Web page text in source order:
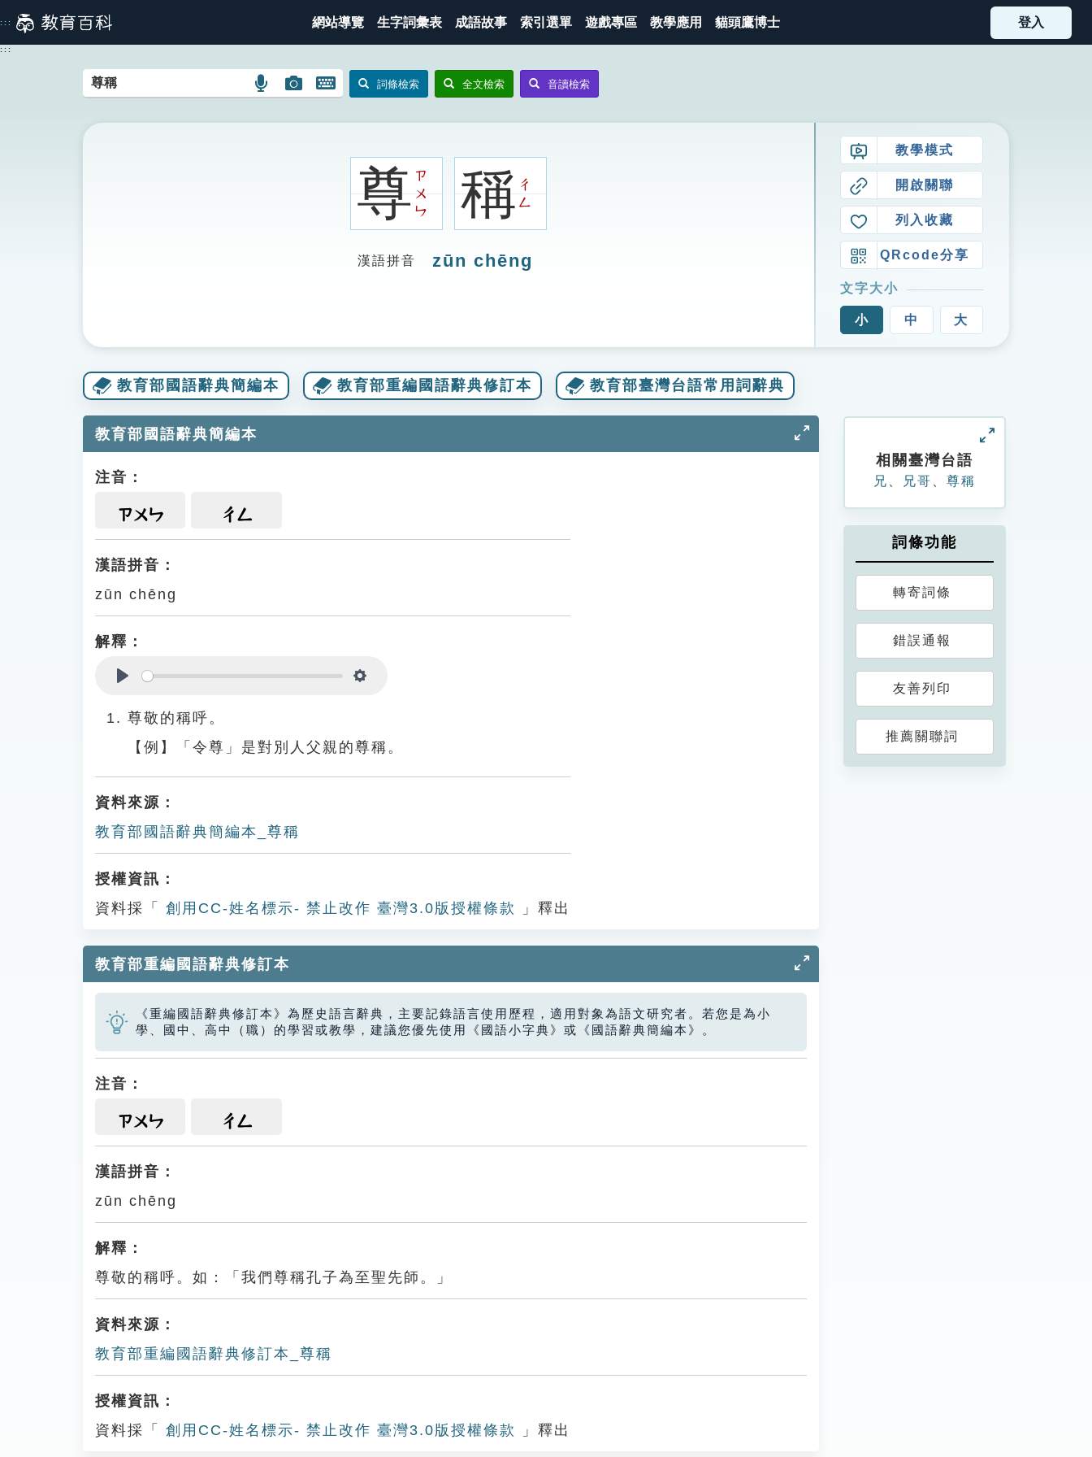
到
主
::: 網站導覽 生字詞彙表 成語故事 索引選單 遊戲專區 教學應用 貓頭鷹博士 登入
:::
語
搜
圖
搜
開
鍵
詞條檢索 全文檢索 音讀檢索
尊ㄗ
ㄨ
ㄣ
稱ㄔ
ㄥ
漢語拼音 zūn chēng
教學模式
開啟關聯
列入收藏
QRcode分享
文字大小
小 中 大
教育部國語辭典簡編本 教育部重編國語辭典修訂本 教育部臺灣台語常用詞辭典
教育部國語辭典簡編本
注音：
ㄗㄨㄣ ㄔㄥ
漢語拼音：
zūn chēng
解釋：
尊敬的稱呼。
【例】「令尊」是對別人父親的尊稱。
資料來源：
教育部國語辭典簡編本_尊稱
授權資訊：
資料採「
創用CC-姓名標示- 禁止改作 臺灣3.0版授權條款 」釋出
教育部重編國語辭典修訂本
《重編國語辭典修訂本》為歷史語言辭典，主要記錄語言使用歷程，適用對象為語文研究者。若您是為小
學、國中、高中（職）的學習或教學，建議您優先使用《國語小字典》或《國語辭典簡編本》。
注音：
ㄗㄨㄣ ㄔㄥ
漢語拼音：
zūn chēng
解釋：
尊敬的稱呼。如：「我們尊稱孔子為至聖先師。」
資料來源：
教育部重編國語辭典修訂本_尊稱
授權資訊：
資料採「
創用CC-姓名標示- 禁止改作 臺灣3.0版授權條款 」釋出
相關臺灣台語
兄 兄哥 尊稱
詞條功能
轉寄詞條
錯誤通報
友善列印
推薦關聯詞